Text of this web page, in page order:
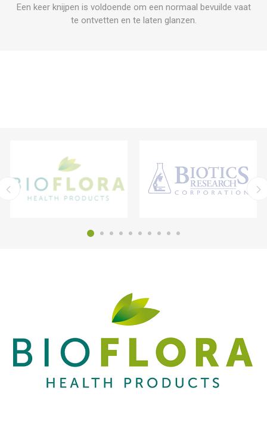
Een keer knijpen is voldoende om een normaal bevuilde vaat
te ontvetten en te laten glanzen.